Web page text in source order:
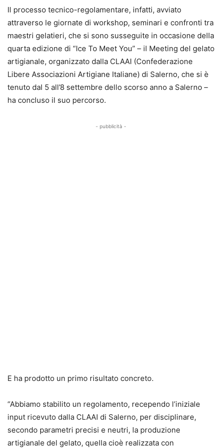
Il processo tecnico-regolamentare, infatti, avviato
attraverso le giornate di workshop, seminari e confronti tra
maestri gelatieri, che si sono susseguite in occasione della
quarta edizione di “Ice To Meet You” – il Meeting del gelato
artigianale, organizzato dalla CLAAI (Confederazione
Libere Associazioni Artigiane Italiane) di Salerno, che si è
tenuto dal 5 all’8 settembre dello scorso anno a Salerno –
ha concluso il suo percorso.
- pubblicità -
E ha prodotto un primo risultato concreto.
“Abbiamo stabilito un regolamento, recependo l’iniziale
input ricevuto dalla CLAAI di Salerno, per disciplinare,
secondo parametri precisi e neutri, la produzione
artigianale del gelato, quella cioè realizzata con